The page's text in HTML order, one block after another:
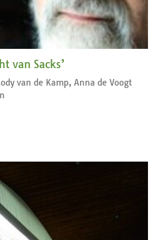
van Sacks’
van de Kamp, Anna de Voogt